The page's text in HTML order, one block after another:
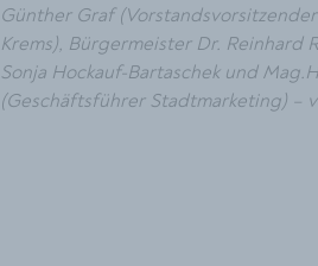
Günther Graf
Krems), Bürgermeister Dr. Reinhard
Sonja Hockauf-Bartaschek und
(Geschäftsführer Stadtmarketing) –